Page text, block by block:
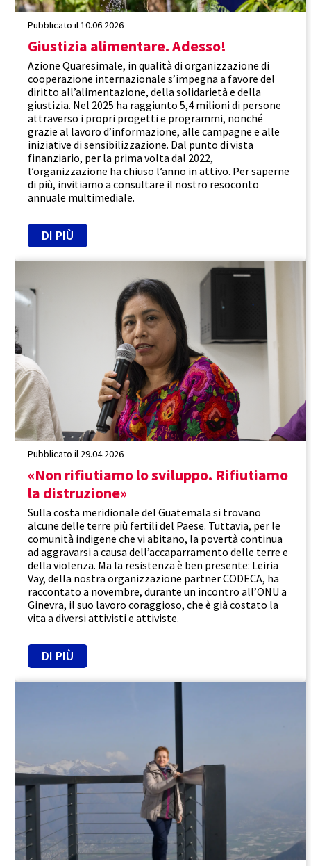
Pubblicato il 10.06.2026
Giustizia alimentare. Adesso!
Azione Quaresimale, in qualità di organizzazione di
cooperazione internazionale s’impegna a favore del
diritto all’alimentazione, della solidarietà e della
giustizia. Nel 2025 ha raggiunto 5,4 milioni di persone
attraverso i propri progetti e programmi, nonché
grazie al lavoro d’informazione, alle campagne e alle
iniziative di sensibilizzazione. Dal punto di vista
finanziario, per la prima volta dal 2022,
l’organizzazione ha chiuso l’anno in attivo. Per saperne
di più, invitiamo a consultare il nostro resoconto
annuale multimediale.
DI PIÙ
Efficacia
Pubblicato il 29.04.2026
«Non rifiutiamo lo sviluppo. Rifiutiamo
la distruzione»
Sulla costa meridionale del Guatemala si trovano
alcune delle terre più fertili del Paese. Tuttavia, per le
comunità indigene che vi abitano, la povertà continua
ad aggravarsi a causa dell’accaparramento delle terre e
della violenza. Ma la resistenza è ben presente: Leiria
Vay, della nostra organizzazione partner CODECA, ha
raccontato a novembre, durante un incontro all’ONU a
Ginevra, il suo lavoro coraggioso, che è già costato la
vita a diversi attivisti e attiviste.
DI PIÙ